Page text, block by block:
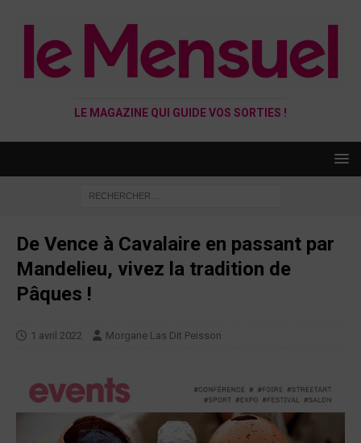
LE MAGAZINE QUI GUIDE VOS SORTIES !
De Vence à Cavalaire en passant par
Mandelieu, vivez la tradition de
Pâques !
1 avril 2022 Morgane Las Dit Peisson